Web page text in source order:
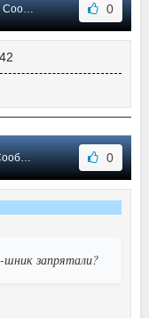
#50 0
#49 0
шник запрятали?